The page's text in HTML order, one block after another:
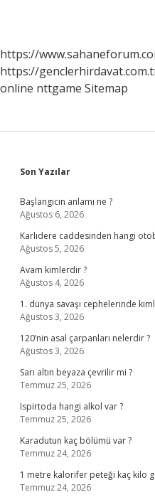
https://
https://
online nttgame Sitemap
Sidebar
Son Yazılar
Başlangıcın anlamı ne ?
Ağustos 6, 2026
Karlıdere caddesinden hangi
Ağustos 5, 2026
Avam kimlerdir ?
Ağustos 4, 2026
1. dünya savaşı cephelerinde
Ağustos 3, 2026
120’nin asal çarpanları nelerdir ?
Ağustos 3, 2026
Sarı altın beyaza çevrilir mi ?
Temmuz 25, 2026
Ispirtoda hangi alkol var ?
Temmuz 25, 2026
Karadutun kaç bölümü var ?
Temmuz 24, 2026
1 metre kalorifer peteği kaç kilo
Temmuz 24, 2026